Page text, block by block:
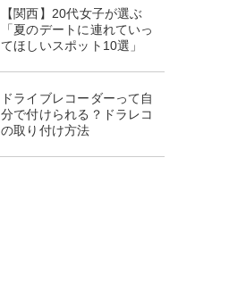
【関西】20代女子が選ぶ
「夏のデートに連れていっ
てほしいスポット10選」
ドライブレコーダーって自
分で付けられる？ドラレコ
の取り付け方法